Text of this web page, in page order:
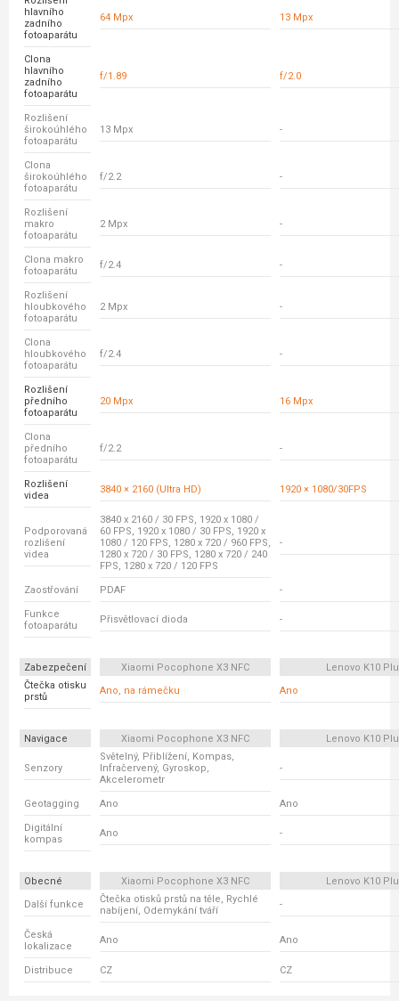
hlavního
zadního
fotoaparátu
64 Mpx 13 Mpx
Clona
hlavního
zadního
fotoaparátu
f/1.89 f/2.0
Rozlišení
širokoúhlého
fotoaparátu
13 Mpx -
Clona
širokoúhlého
fotoaparátu
f/2.2 -
Rozlišení
makro
fotoaparátu
2 Mpx -
Clona makro
fotoaparátu
f/2.4 -
Rozlišení
hloubkového
fotoaparátu
2 Mpx -
Clona
hloubkového
fotoaparátu
f/2.4 -
Rozlišení
předního
fotoaparátu
20 Mpx 16 Mpx
Clona
předního
fotoaparátu
f/2.2 -
Rozlišení
videa
3840 × 2160 (Ultra HD) 1920 × 1080/30FPS
Podporovaná
rozlišení
videa
3840 x 2160 / 30 FPS, 1920 x 1080 /
60 FPS, 1920 x 1080 / 30 FPS, 1920 x
1080 / 120 FPS, 1280 x 720 / 960 FPS,
1280 x 720 / 30 FPS, 1280 x 720 / 240
FPS, 1280 x 720 / 120 FPS
-
Zaostřování PDAF -
Funkce
fotoaparátu
Přisvětlovací dioda -
Zabezpečení Xiaomi Pocophone X3 NFC
Lenovo K10
Čtečka otisku
prstů
Ano, na rámečku Ano
Navigace Xiaomi Pocophone X3 NFC Lenovo K10
Senzory
Světelný, Přiblížení, Kompas,
Infračervený, Gyroskop,
Akcelerometr
-
Geotagging Ano Ano
Digitální
kompas
Ano -
Obecné Xiaomi Pocophone X3 NFC
Lenovo K10
Další funkce
Čtečka otisků prstů na těle, Rychlé
nabíjení, Odemykání tváří
-
Česká
lokalizace
Ano Ano
Distribuce CZ CZ